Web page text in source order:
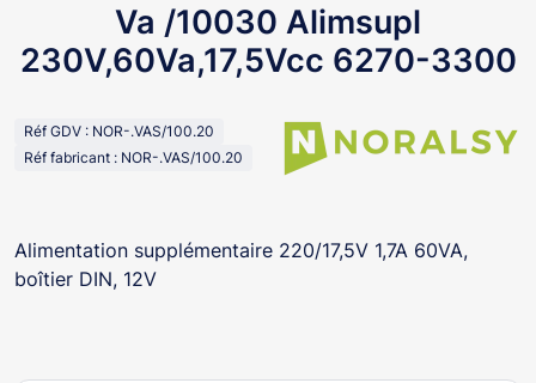
Va /10030 Alimsupl
230V,60Va,17,5Vcc 6270-3300
Réf GDV : NOR-.VAS/100.20
Réf fabricant : NOR-.VAS/100.20
Alimentation supplémentaire 220/17,5V 1,7A 60VA,
boîtier DIN, 12V